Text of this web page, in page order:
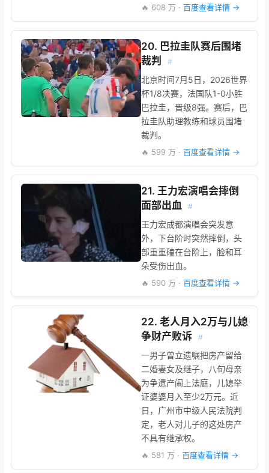
🔥 608 万 · 百度查看详情 →
20. 巴拉圭队赛后围堵
裁判
#
北京时间7月5日，2026世界
杯1/8决赛，法国队1-0小胜
巴拉圭，晋级8强。赛后，巴
拉圭队助理教练和球员围堵
裁判。
🔥 599 万 · 百度查看详情 →
21. 王力宏演唱会摔倒
面部出血
#
王力宏成都演唱会突发意
外，下台阶时突然摔倒，头
部重重磕在台阶上，脸和耳
朵受伤出血。
🔥 590 万 · 百度查看详情 →
22. 老人月入2万与儿媳
争财产败诉
#
一男子曾立遗嘱把房产留给
二婚妻女及继子，八旬母亲
为争遗产闹上法庭，儿媳举
证婆婆月入至少2万元。近
日，广州市中级人民法院判
定，老人对儿子的这处房产
不具有继承权。
🔥 581 万 · 百度查看详情 →